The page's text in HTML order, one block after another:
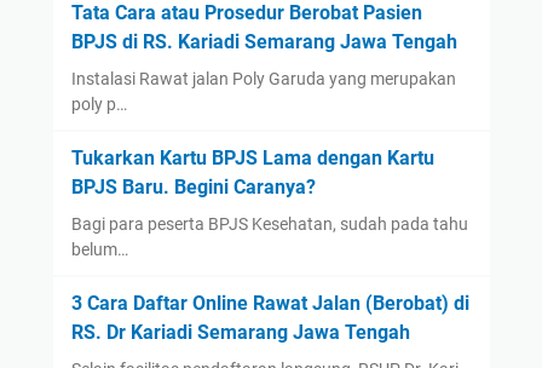
August(1)
July (3)
June(1)
April(1)
March(1)
2021(12)
December
(2)
November(1)
Tata Cara atau Prosedur Berobat Pasien
BPJS di RS. Kariadi Semarang Jawa Tengah
Instalasi Rawat jalan Poly Garuda yang merupakan
poly p…
Tukarkan Kartu BPJS Lama dengan Kartu
BPJS Baru. Begini Caranya?
Bagi para peserta BPJS Kesehatan, sudah pada tahu
belum…
3 Cara Daftar Online Rawat Jalan (Berobat) di
RS. Dr Kariadi Semarang Jawa Tengah